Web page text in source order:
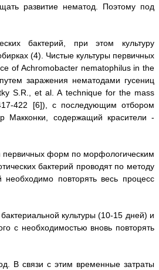
развитие нематод. Поэтому под
бактерий, при этом культуру
(4). Чистые культуры первичных
of Achromobacter nematophilus in the
заражения нематодами гусениц
S.R., et al. A technique for the mass
422 [6]), с последующим отбором
Макконки, содержащий красители -
первичных форм по морфологическим
бактерий проводят по методу
необходимо повторять весь процесс
культуры (10-15 дней) и
с необходимостью вновь повторять
В связи с этим временные затраты